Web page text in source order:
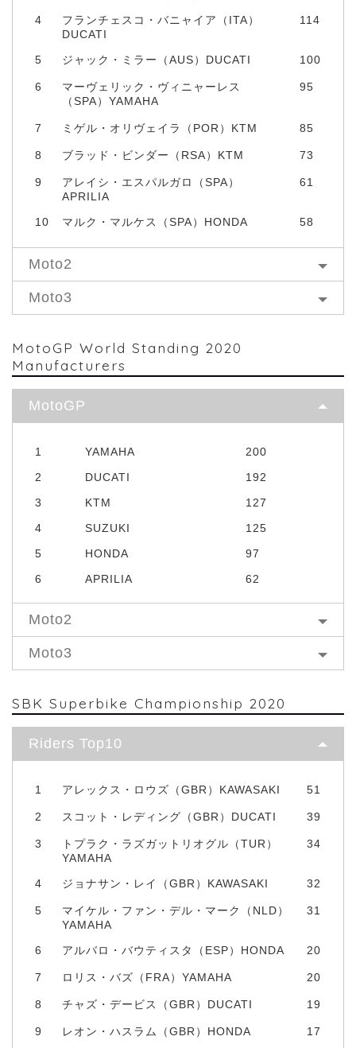
4
フランチェスコ・バニャイア（ITA）
DUCATI
114
5 ジャック・ミラー（AUS）DUCATI 100
6
マーヴェリック・ヴィニャーレス
（SPA）YAMAHA
95
7 ミゲル・オリヴェイラ（POR）KTM 85
8 ブラッド・ビンダー（RSA）KTM 73
9
アレイシ・エスパルガロ（SPA）
APRILIA
61
10 マルク・マルケス（SPA）HONDA 58
Moto2
Moto3
MotoGP World Standing 2020
Manufacturers
MotoGP
1 YAMAHA
200
2
DUCATI
192
3
KTM
127
4
SUZUKI
125
5
HONDA
97
6
APRILIA 62
Moto2
Moto3
SBK Superbike Championship 2020
Riders Top10
1 アレックス・ロウズ（GBR）KAWASAKI 51
2 スコット・レディング（GBR）DUCATI 39
3
トプラク・ラズガットリオグル（TUR）
YAMAHA
34
4 ジョナサン・レイ（GBR）KAWASAKI 32
5
マイケル・ファン・デル・マーク（NLD）
YAMAHA
31
6 アルバロ・バウティスタ（ESP）HONDA 20
7 ロリス・バズ（FRA）YAMAHA 20
8 チャズ・デービス（GBR）DUCATI 19
9 レオン・ハスラム（GBR）HONDA 17